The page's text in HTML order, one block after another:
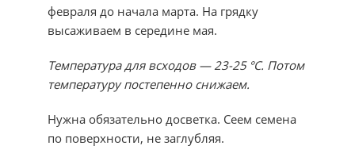
февраля до начала марта. На грядку
высаживаем в середине мая.
Температура для всходов — 23-25 °С. Потом
температуру постепенно снижаем.
Нужна обязательно досветка. Сеем семена
по поверхности, не заглубляя.